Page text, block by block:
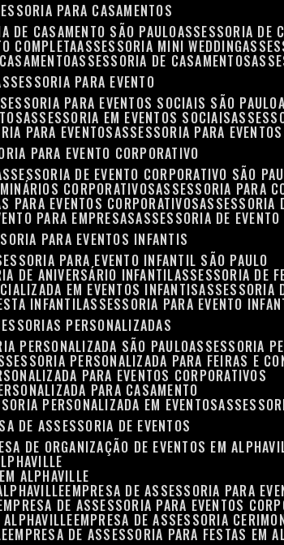
PARA CASAMENTOS
DE CASAMENTO SÃO PAULO ASSESSORIA DE
COMPLETA ASSESSORIA MINI WEDDING
ASSESSORIA DE CASAMENTOS
ASSESSORIA PARA EVENTO
PARA EVENTOS SOCIAIS SÃO PAULO
ASSESSORIA EM EVENTOS SOCIAIS
PARA EVENTOS ASSESSORIA PARA
PARA EVENTO CORPORATIVO
ASSESSORIA DE EVENTO CORPORATIVO SÃO
CORPORATIVOS ASSESSORIA PARA
PARA EVENTOS CORPORATIVOS
PARA EMPRESAS ASSESSORIA DE
PARA EVENTOS INFANTIS
PARA EVENTO INFANTIL SÃO PAULO
DE ANIVERSÁRIO INFANTIL ASSESSORIA DE
EM EVENTOS INFANTIS
INFANTIL ASSESSORIA PARA EVENTO
PERSONALIZADAS
PERSONALIZADA SÃO PAULO ASSESSORIA
PERSONALIZADA PARA FEIRAS E
PARA EVENTOS CORPORATIVOS
PARA CASAMENTO
PERSONALIZADA EM EVENTOS
DE ASSESSORIA DE EVENTOS
DE ORGANIZAÇÃO DE EVENTOS EM
ALPHAVILLE
EMPRESA DE ASSESSORIA PARA
EMPRESA DE ASSESSORIA PARA EVENTOS
EMPRESA DE ASSESSORIA
EMPRESA DE ASSESSORIA PARA FESTAS EM